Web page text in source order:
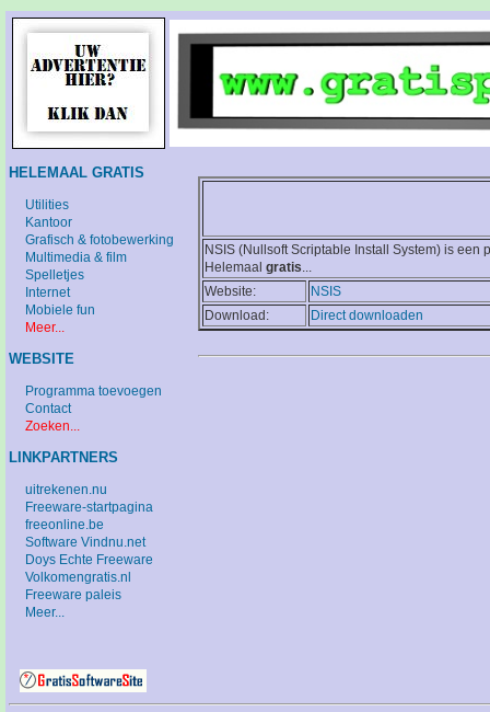
NSIS (Nullsoft Scriptable Install System) is
Helemaal gratis...
Website:
NSIS
Download:
Direct downloaden
HELEMAAL GRATIS
Utilities
Kantoor
Grafisch & fotobewerking
Multimedia & film
Spelletjes
Internet
Mobiele fun
Meer...
WEBSITE
Programma toevoegen
Contact
Zoeken...
LINKPARTNERS
uitrekenen.nu
Freeware-startpagina
freeonline.be
Software Vindnu.net
Doys Echte Freeware
Volkomengratis.nl
Freeware paleis
Meer...